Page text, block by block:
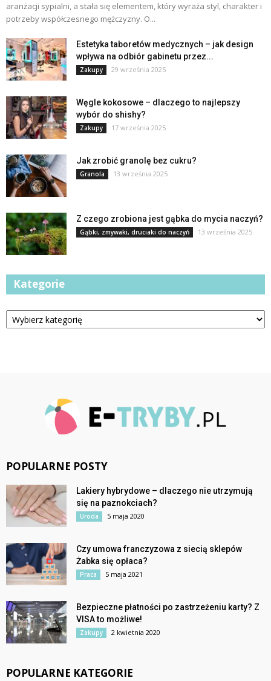
aranżacji sypialni, a stała się elementem, który wyraża styl, charakter i
potrzeby współczesnego mężczyzny. O...
Estetyka taboretów medycznych – jak design
wpływa na odbiór gabinetu przez...
Zakupy 29 września 2025
Węgle kokosowe – dlaczego to najlepszy
wybór do shishy?
Zakupy 17 września 2025
Jak zrobić granolę bez cukru?
Granola 13 września 2025
Z czego zrobiona jest gąbka do mycia naczyń?
Gąbki, zmywaki, druciaki do naczyń 13 września 2025
Kategorie
Kategorie
POPULARNE POSTY
Lakiery hybrydowe – dlaczego nie utrzymują
się na paznokciach?
Uroda 5 maja 2020
Czy umowa franczyzowa z siecią sklepów
Żabka się opłaca?
Praca 5 maja 2021
Bezpieczne płatności po zastrzeżeniu karty? Z
VISA to możliwe!
Zakupy 2 kwietnia 2020
POPULARNE KATEGORIE